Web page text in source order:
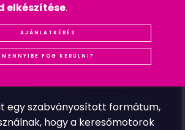
a keresőmotorok számára
nyújt egy helyi vállalkozásról,
telefonszámát, nyitvatartási
egy szabványosított formátum,
hogy a keresőmotorok
elkészítése.
AJÁNLATKÉRÉS
MENNYIBE FOG KERÜLNI?